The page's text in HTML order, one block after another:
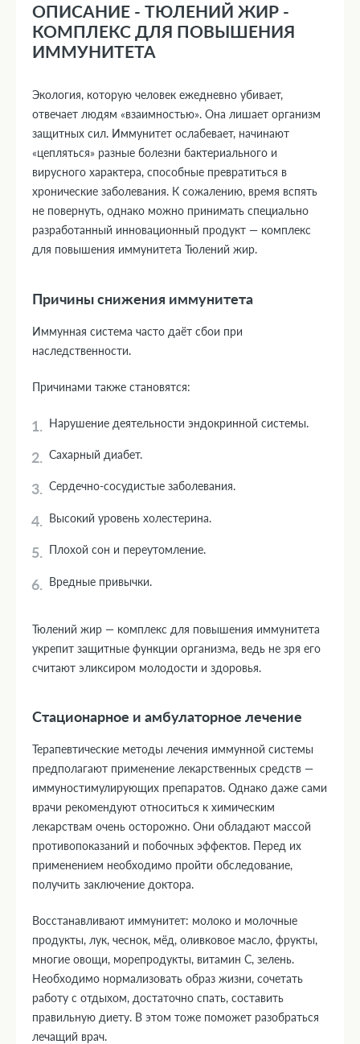
ОПИСАНИЕ - ТЮЛЕНИЙ ЖИР -
КОМПЛЕКС ДЛЯ ПОВЫШЕНИЯ
ИММУНИТЕТА
Экология, которую человек ежедневно убивает,
отвечает людям «взаимностью». Она лишает организм
защитных сил. Иммунитет ослабевает, начинают
«цепляться» разные болезни бактериального и
вирусного характера, способные превратиться в
хронические заболевания. К сожалению, время вспять
не повернуть, однако можно принимать специально
разработанный инновационный продукт — комплекс
для повышения иммунитета Тюлений жир.
Причины снижения иммунитета
Иммунная система часто даёт сбои при
наследственности.
Причинами также становятся:
Нарушение деятельности эндокринной системы.
Сахарный диабет.
Сердечно-сосудистые заболевания.
Высокий уровень холестерина.
Плохой сон и переутомление.
Вредные привычки.
Тюлений жир — комплекс для повышения иммунитета
укрепит защитные функции организма, ведь не зря его
считают эликсиром молодости и здоровья.
Стационарное и амбулаторное лечение
Терапевтические методы лечения иммунной системы
предполагают применение лекарственных средств —
иммуностимулирующих препаратов. Однако даже сами
врачи рекомендуют относиться к химическим
лекарствам очень осторожно. Они обладают массой
противопоказаний и побочных эффектов. Перед их
применением необходимо пройти обследование,
получить заключение доктора.
Восстанавливают иммунитет: молоко и молочные
продукты, лук, чеснок, мёд, оливковое масло, фрукты,
многие овощи, морепродукты, витамин С, зелень.
Необходимо нормализовать образ жизни, сочетать
работу с отдыхом, достаточно спать, составить
правильную диету. В этом тоже поможет разобраться
лечащий врач.